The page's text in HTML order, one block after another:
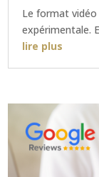
Le format
expérimentale.
lire plus